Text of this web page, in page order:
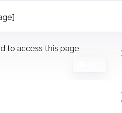
to access this page